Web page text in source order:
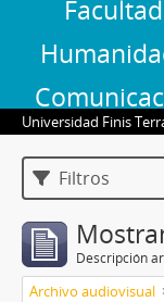
Universidad Finis
Filtros
Descripción
Archivo audiovisual